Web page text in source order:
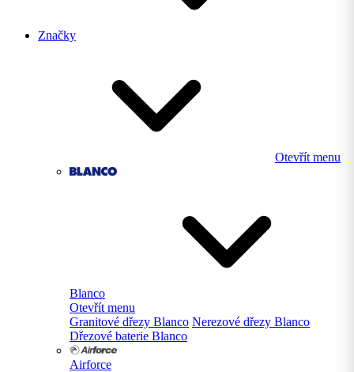
Značky
Otevřít menu
Blanco
Otevřít menu
Granitové dřezy Blanco Nerezové dřezy Blanco
Dřezové baterie Blanco
Airforce